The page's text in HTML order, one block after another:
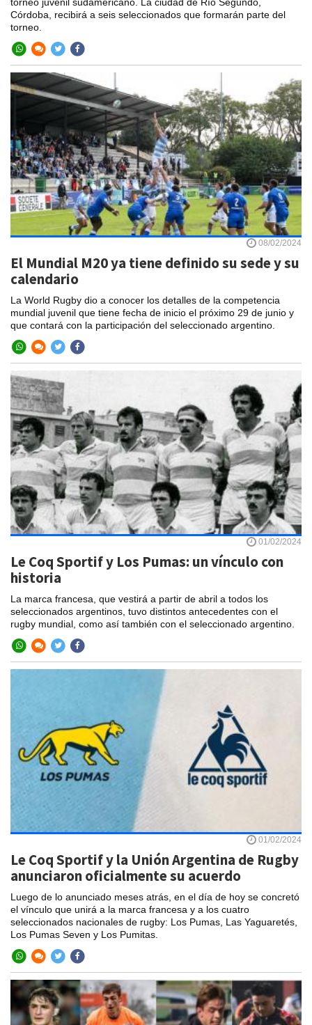
Córdoba, recibirá a seis seleccionados que formarán parte del
torneo.
08/02/2024
El Mundial M20 ya tiene definido su sede y su
calendario
La World Rugby dio a conocer los detalles de la competencia
mundial juvenil que tiene fecha de inicio el próximo 29 de junio y
que contará con la participación del seleccionado argentino.
01/02/2024
Le Coq Sportif y Los Pumas: un vínculo con
historia
La marca francesa, que vestirá a partir de abril a todos los
seleccionados argentinos, tuvo distintos antecedentes con el
rugby mundial, como así también con el seleccionado argentino.
01/02/2024
Le Coq Sportif y la Unión Argentina de Rugby
anunciaron oficialmente su acuerdo
Luego de lo anunciado meses atrás, en el día de hoy se concretó
el vínculo que unirá a la marca francesa y a los cuatro
seleccionados nacionales de rugby: Los Pumas, Las Yaguaretés,
Los Pumas Seven y Los Pumitas.